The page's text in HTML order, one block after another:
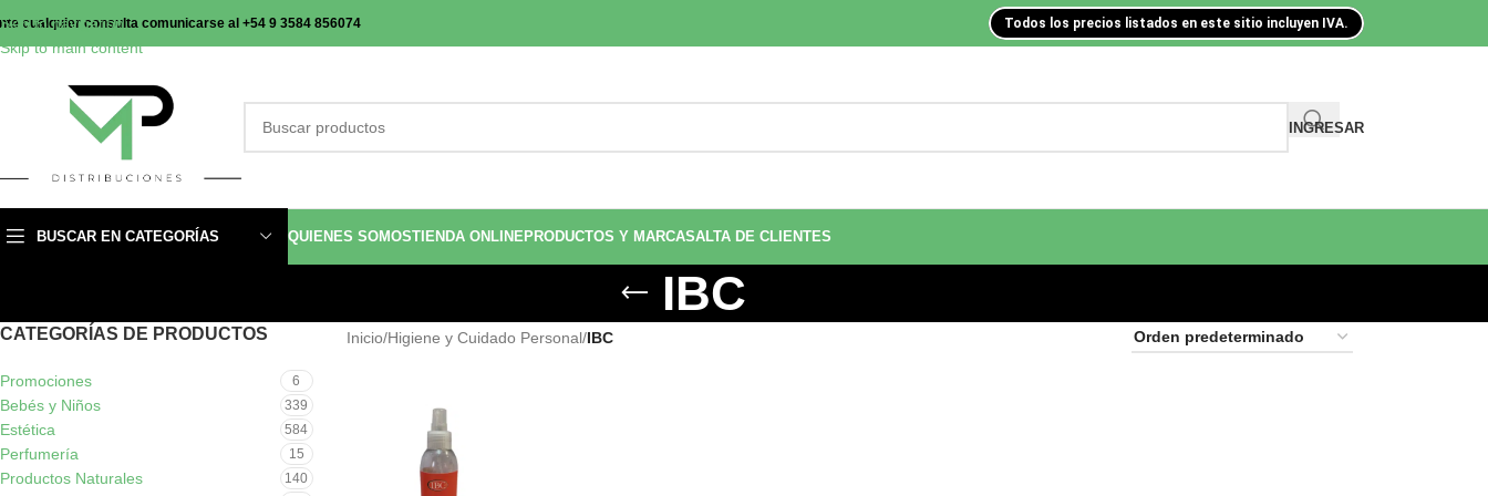
Skip to navigation
Skip to main content
cualquier consulta comunicarse al +54 9 3584 856074 Todos los precios listados en este sitio incluyen IVA.
INGRESAR
BUSCAR EN CATEGORÍAS QUIENES SOMOSTIENDA ONLINEPRODUCTOS Y MARCASALTA DE CLIENTES
IBC
CATEGORÍAS DE PRODUCTOS
Promociones 6
Bebés y Niños 339
Estética 584
Perfumería 15
Productos Naturales 140
Inicio/Higiene y Cuidado Personal/IBC